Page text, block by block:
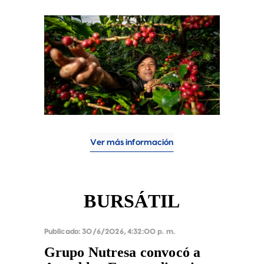
referencia para la compra de una
arroba de pasilla de finca con un
producido de 50 puntos se mantuvo
en $55.500.
Ver más información
BURSÁTIL
Publicado: 30/6/2026, 4:32:00 p. m.
Grupo Nutresa convocó a